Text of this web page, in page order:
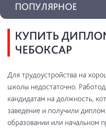
КУПИТЬ
ЧЕБОКСАР
Для трудоустройства на
школы недостаточно.
кандидатам на должность,
заведение и получили
образовании или начальном
ПОПУЛЯРНОЕ